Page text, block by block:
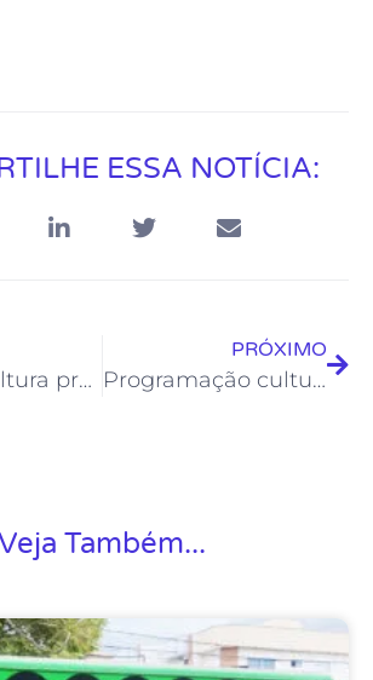
ESSA NOTÍCIA:
Casa de Cultura promove novo curso livre para a população
PRÓXIMO
Programação cultural da Froc para aniversário de Rio das Ostras tem várias atrações no final de semana
Também...